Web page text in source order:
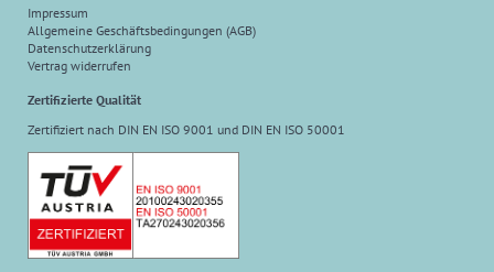
Impressum
Allgemeine Geschäftsbedingungen (AGB)
Datenschutzerklärung
Vertrag widerrufen
Zertifizierte Qualität
Zertifiziert nach DIN EN ISO 9001 und DIN EN ISO 50001